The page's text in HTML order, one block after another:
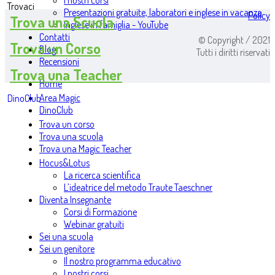
Presentazioni gratuite, laboratori e inglese in vacanza
Inglese in famiglia - YouTube
Contatti
Blog
Recensioni
Home
Area Magic
DinoClub
Trova un corso
Trova una scuola
Trova una Magic Teacher
Hocus&Lotus
La ricerca scientifica
L’ideatrice del metodo Traute Taeschner
Diventa Insegnante
Corsi di Formazione
Webinar gratuiti
Sei una scuola
Sei un genitore
Il nostro programma educativo
Trovaci
Trova una Scuola
Trova un Corso
Trova una Teacher
DinoClub
Policy
© Copyright / 2021
Tutti i diritti riservati